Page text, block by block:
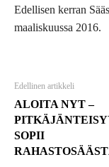
Edellisen kerran
maaliskuussa 2016.
Edellinen artikkeli
ALOITA NYT –
SOPII